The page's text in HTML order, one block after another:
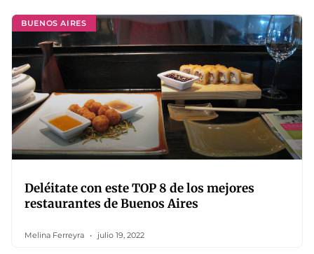
BUENOS AIRES
Deléitate con este TOP 8 de los mejores
restaurantes de Buenos Aires
Melina Ferreyra julio 19, 2022